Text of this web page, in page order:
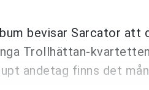
bevisar Sarcator att
Trollhättan-
andetag finns det